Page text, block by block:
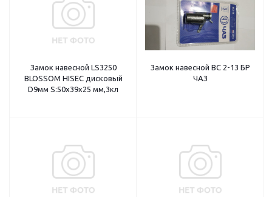
Замок навесной LS3250
BLOSSOM HISEC дисковый
D9мм S:50х39х25 мм,3кл
Замок навесной ВС 2-13 БР
ЧАЗ